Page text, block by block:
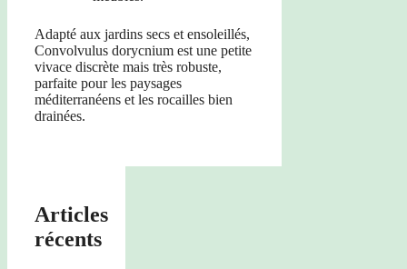
Adapté aux jardins secs et ensoleillés,
Convolvulus dorycnium est une petite
vivace discrète mais très robuste,
parfaite pour les paysages
méditerranéens et les rocailles bien
drainées.
Articles
récents